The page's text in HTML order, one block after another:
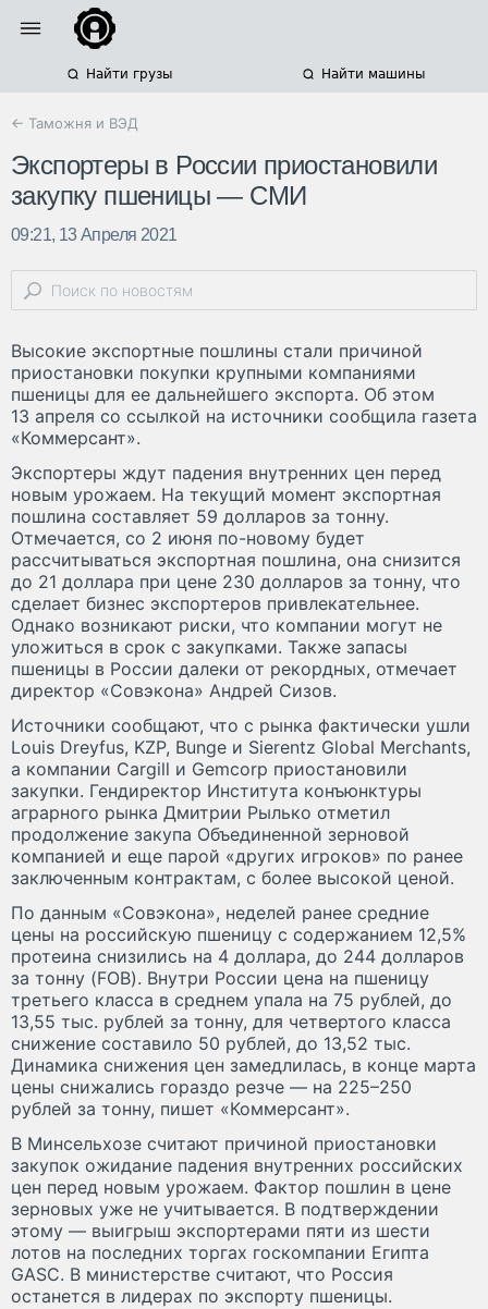
Найти грузы Найти машины
← Таможня и ВЭД
Экспортеры в России приостановили
закупку пшеницы — СМИ
09:21, 13 Апреля 2021
Высокие экспортные пошлины стали причиной
приостановки покупки крупными компаниями
пшеницы для ее дальнейшего экспорта. Об этом
13 апреля со ссылкой на источники сообщила газета
«Коммерсант».
Экспортеры ждут падения внутренних цен перед
новым урожаем. На текущий момент экспортная
пошлина составляет 59 долларов за тонну.
Отмечается, со 2 июня по-новому будет
рассчитываться экспортная пошлина, она снизится
до 21 доллара при цене 230 долларов за тонну, что
сделает бизнес экспортеров привлекательнее.
Однако возникают риски, что компании могут не
уложиться в срок с закупками. Также запасы
пшеницы в России далеки от рекордных, отмечает
директор «Совэкона» Андрей Сизов.
Источники сообщают, что с рынка фактически ушли
Louis Dreyfus, KZP, Bunge и Sierentz Global Merchants,
а компании Cargill и Gemcorp приостановили
закупки. Гендиректор Института конъюнктуры
аграрного рынка Дмитрии Рылько отметил
продолжение закупа Объединенной зерновой
компанией и еще парой «других игроков» по ранее
заключенным контрактам, с более высокой ценой.
По данным «Совэкона», неделей ранее средние
цены на российскую пшеницу с содержанием 12,5%
протеина снизились на 4 доллара, до 244 долларов
за тонну (FOB). Внутри России цена на пшеницу
третьего класса в среднем упала на 75 рублей, до
13,55 тыс. рублей за тонну, для четвертого класса
снижение составило 50 рублей, до 13,52 тыс.
Динамика снижения цен замедлилась, в конце марта
цены снижались гораздо резче — на 225–250
рублей за тонну, пишет «Коммерсант».
В Минсельхозе считают причиной приостановки
закупок ожидание падения внутренних российских
цен перед новым урожаем. Фактор пошлин в цене
зерновых уже не учитывается. В подтверждении
этому — выигрыш экспортерами пяти из шести
лотов на последних торгах госкомпании Египта
GASC. В министерстве считают, что Россия
останется в лидерах по экспорту пшеницы.